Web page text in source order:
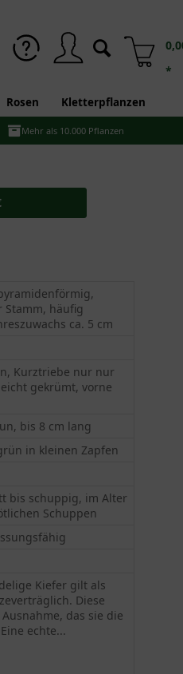
*
Rosen Kletterpflanzen
Mehr als 10.000 Pflanzen
Stamm, häufig
ca. 5 cm
Kurztriebe nur nur
gekrümt, vorne
bis 8 cm lang
in kleinen Zapfen
bis schuppig, im Alter
Schuppen
Kiefer gilt als
Diese
das sie die
echte...